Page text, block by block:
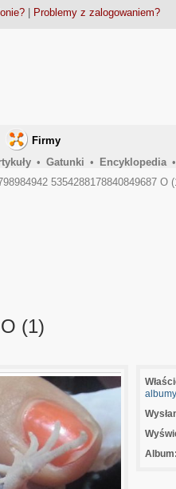
| Problemy z zalogowaniem?
Firmy
• Gatunki • Encyklopedia •
5354288178840849687 O
(1)
albumy
Album: